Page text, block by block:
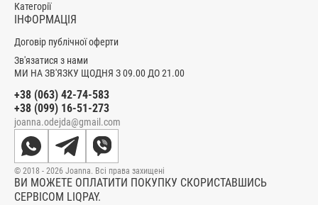
МИ НА ЗВ'ЯЗКУ ЩОДНЯ З 09.00 ДО 21.00
+38 (063) 42-74-583
+38 (099) 16-51-273
joanna.odejda@gmail.com
Категорії
ІНФОРМАЦІЯ
Договір публічної оферти
Зв'язатися з нами
ВИ МОЖЕТЕ ОПЛАТИТИ ПОКУПКУ СКОРИСТАВШИСЬ
СЕРВІСОМ LIQPAY.
© 2018 - 2026 Joanna. Всі права захищені